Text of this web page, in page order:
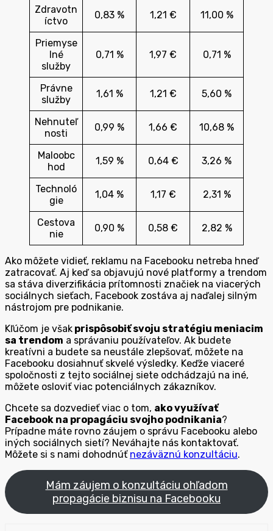
Zdravotn
íctvo
0,83 % 1,21 € 11,00 %
Priemyse
lné
služby
0,71 % 1,97 € 0,71 %
Právne
služby
1,61 % 1,21 € 5,60 %
Nehnuteľ
nosti
0,99 % 1,66 € 10,68 %
Maloobc
hod
1,59 % 0,64 € 3,26 %
Technoló
gie
1,04 % 1,17 € 2,31 %
Cestova
nie
0,90 % 0,58 € 2,82 %
Ako môžete vidieť, reklamu na Facebooku netreba hneď
zatracovať. Aj keď sa objavujú nové platformy a trendom
sa stáva diverzifikácia prítomnosti značiek na viacerých
sociálnych sieťach, Facebook zostáva aj naďalej silným
nástrojom pre podnikanie.
Kľúčom je však prispôsobiť svoju stratégiu meniacim
sa trendom a správaniu používateľov. Ak budete
kreatívni a budete sa neustále zlepšovať, môžete na
Facebooku dosiahnuť skvelé výsledky. Keďže viaceré
spoločnosti z tejto sociálnej siete odchádzajú na iné,
môžete osloviť viac potenciálnych zákazníkov.
Chcete sa dozvedieť viac o tom, ako využívať
Facebook na propagáciu svojho podnikania?
Prípadne máte rovno záujem o správu Facebooku alebo
iných sociálnych sietí? Neváhajte nás kontaktovať.
Môžete si s nami dohodnúť nezáväznú konzultáciu.
Mám záujem o konzultáciu ohľadom
propagácie biznisu na Facebooku